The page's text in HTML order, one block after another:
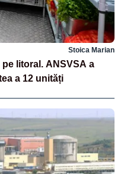
Stoica Marian
litoral. ANSVSA a
a 12 unități